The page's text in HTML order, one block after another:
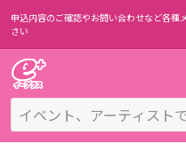
申込内容のご確認やお問い合わせなど各種
さい